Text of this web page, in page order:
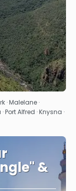
· Malelane ·
Alfred · Knysna ·
&